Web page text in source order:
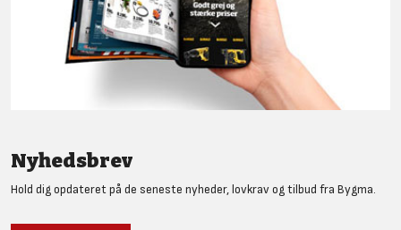
Nyhedsbrev
Hold dig opdateret på de seneste nyheder, lovkrav og tilbud fra Bygma.